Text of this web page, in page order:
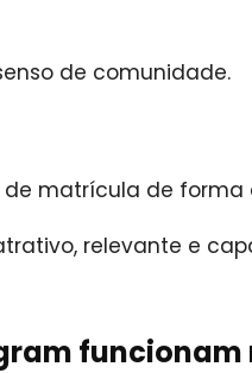
de comunidade.
de matrícula de
relevante e
funcionam